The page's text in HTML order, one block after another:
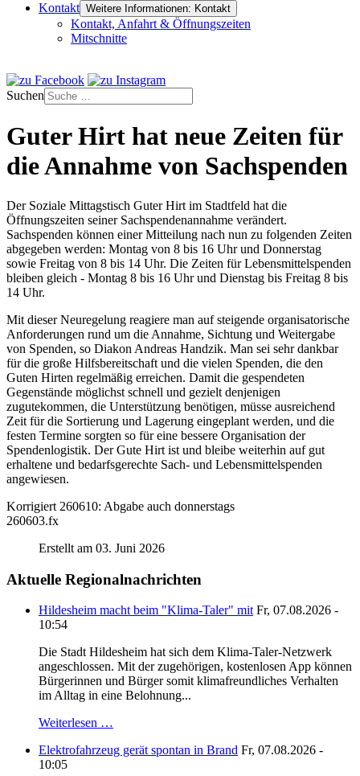
Kontakt Weitere Informationen: Kontakt
Kontakt, Anfahrt & Öffnungszeiten
Mitschnitte
Suchen
Guter Hirt hat neue Zeiten für
die Annahme von Sachspenden
Der Soziale Mittagstisch Guter Hirt im Stadtfeld hat die
Öffnungszeiten seiner Sachspendenannahme verändert.
Sachspenden können einer Mitteilung nach nun zu folgenden Zeiten
abgegeben werden: Montag von 8 bis 16 Uhr und Donnerstag
sowie Freitag von 8 bis 14 Uhr. Die Zeiten für Lebensmittelspenden
bleiben gleich - Montag 8 bis 16 Uhr und Dienstag bis Freitag 8 bis
14 Uhr.
Mit dieser Neuregelung reagiere man auf steigende organisatorische
Anforderungen rund um die Annahme, Sichtung und Weitergabe
von Spenden, so Diakon Andreas Handzik. Man sei sehr dankbar
für die große Hilfsbereitschaft und die vielen Spenden, die den
Guten Hirten regelmäßig erreichen. Damit die gespendeten
Gegenstände möglichst schnell und gezielt denjenigen
zugutekommen, die Unterstützung benötigen, müsse ausreichend
Zeit für die Sortierung und Lagerung eingeplant werden, und die
festen Termine sorgten so für eine bessere Organisation der
Spendenlogistik. Der Gute Hirt ist und bleibe weiterhin auf gut
erhaltene und bedarfsgerechte Sach- und Lebensmittelspenden
angewiesen.
Korrigiert 260610: Abgabe auch donnerstags
260603.fx
Erstellt am 03. Juni 2026
Aktuelle Regionalnachrichten
Hildesheim macht beim "Klima-Taler" mit Fr, 07.08.2026 -
10:54
Die Stadt Hildesheim hat sich dem Klima-Taler-Netzwerk
angeschlossen. Mit der zugehörigen, kostenlosen App können
Bürgerinnen und Bürger somit klimafreundliches Verhalten
im Alltag in eine Belohnung...
Weiterlesen …
Elektrofahrzeug gerät spontan in Brand Fr, 07.08.2026 -
10:05